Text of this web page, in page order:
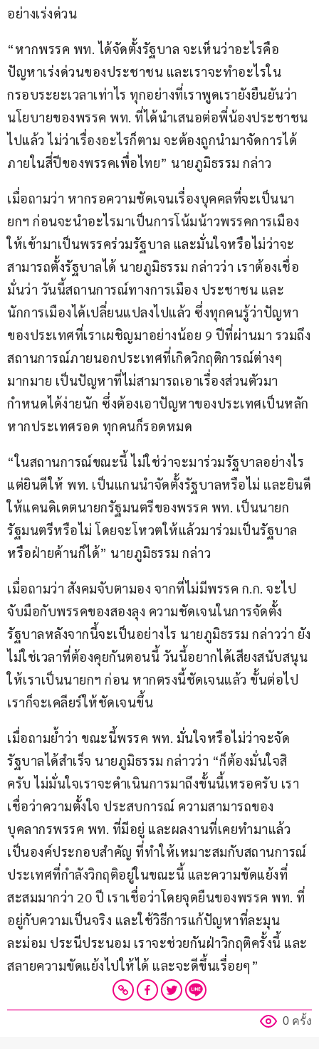
อย่างเร่งด่วน
“หากพรรค พท. ได้จัดตั้งรัฐบาล จะเห็นว่าอะไรคือ
ปัญหาเร่งด่วนของประชาชน และเราจะทำอะไรใน
กรอบระยะเวลาเท่าไร ทุกอย่างที่เราพูดเรายังยืนยันว่า
นโยบายของพรรค พท. ที่ได้นำเสนอต่อพี่น้องประชาชน
ไปแล้ว ไม่ว่าเรื่องอะไรก็ตาม จะต้องถูกนำมาจัดการได้
ภายในสี่ปีของพรรคเพื่อไทย” นายภูมิธรรม กล่าว
เมื่อถามว่า หากรอความชัดเจนเรื่องบุคคลที่จะเป็นนา
ยกฯ ก่อนจะนำอะไรมาเป็นการโน้มน้าวพรรคการเมือง
ให้เข้ามาเป็นพรรคร่วมรัฐบาล และมั่นใจหรือไม่ว่าจะ
สามารถตั้งรัฐบาลได้ นายภูมิธรรม กล่าวว่า เราต้องเชื่อ
มั่นว่า วันนี้สถานการณ์ทางการเมือง ประชาชน และ
นักการเมืองได้เปลี่ยนแปลงไปแล้ว ซึ่งทุกคนรู้ว่าปัญหา
ของประเทศที่เราเผชิญมาอย่างน้อย 9 ปีที่ผ่านมา รวมถึง
สถานการณ์ภายนอกประเทศที่เกิดวิกฤติการณ์ต่างๆ
มากมาย เป็นปัญหาที่ไม่สามารถเอาเรื่องส่วนตัวมา
กำหนดได้ง่ายนัก ซึ่งต้องเอาปัญหาของประเทศเป็นหลัก
หากประเทศรอด ทุกคนก็รอดหมด
“ในสถานการณ์ขณะนี้ ไม่ใช่ว่าจะมาร่วมรัฐบาลอย่างไร
แต่ยินดีให้ พท. เป็นแกนนำจัดตั้งรัฐบาลหรือไม่ และยินดี
ให้แคนดิเดตนายกรัฐมนตรีของพรรค พท. เป็นนายก
รัฐมนตรีหรือไม่ โดยจะโหวตให้แล้วมาร่วมเป็นรัฐบาล
หรือฝ่ายค้านก็ได้” นายภูมิธรรม กล่าว
เมื่อถามว่า สังคมจับตามอง จากที่ไม่มีพรรค ก.ก. จะไป
จับมือกับพรรคของสองลุง ความชัดเจนในการจัดตั้ง
รัฐบาลหลังจากนี้จะเป็นอย่างไร นายภูมิธรรม กล่าวว่า ยัง
ไม่ใช่เวลาที่ต้องคุยกันตอนนี้ วันนี้อยากได้เสียงสนับสนุน
ให้เราเป็นนายกฯ ก่อน หากตรงนี้ชัดเจนแล้ว ขั้นต่อไป
เราก็จะเคลียร์ให้ชัดเจนขึ้น
เมื่อถามย้ำว่า ขณะนี้พรรค พท. มั่นใจหรือไม่ว่าจะจัด
รัฐบาลได้สำเร็จ นายภูมิธรรม กล่าวว่า “ก็ต้องมั่นใจสิ
ครับ ไม่มั่นใจเราจะดำเนินการมาถึงขั้นนี้เหรอครับ เรา
เชื่อว่าความตั้งใจ ประสบการณ์ ความสามารถของ
บุคลากรพรรค พท. ที่มีอยู่ และผลงานที่เคยทำมาแล้ว
เป็นองค์ประกอบสำคัญ ที่ทำให้เหมาะสมกับสถานการณ์
ประเทศที่กำลังวิกฤติอยู่ในขณะนี้ และความขัดแย้งที่
สะสมมากว่า 20 ปี เราเชื่อว่าโดยจุดยืนของพรรค พท. ที่
อยู่กับความเป็นจริง และใช้วิธีการแก้ปัญหาที่ละมุน
ละม่อม ประนีประนอม เราจะช่วยกันฝ่าวิกฤติครั้งนี้ และ
สลายความขัดแย้งไปให้ได้ และจะดีขึ้นเรื่อยๆ”
0 ครั้ง